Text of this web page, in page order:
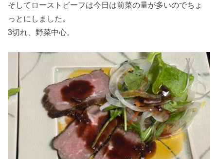
そしてローストビーフは今日は前菜の量が多いのでちょ
っとにしました。
3切れ、野菜中心。